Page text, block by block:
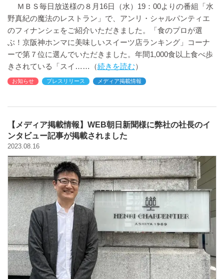
ＭＢＳ毎日放送様の８月16日（水）19：00よりの番組「水
野真紀の魔法のレストラン」で、アンリ・シャルパンティエ
のフィナンシェをご紹介いただきました。「食のプロが選
ぶ！京阪神ホンマに美味しいスイーツ店ランキング」コーナ
ーで第７位に選んでいただきました。年間1,000食以上食べ歩
きされている「スイ
続きを読む
お知らせ プレスリリース メディア掲載情報
【メディア掲載情報】WEB朝日新聞様に弊社の社長のイ
ンタビュー記事が掲載されました
2023.08.16